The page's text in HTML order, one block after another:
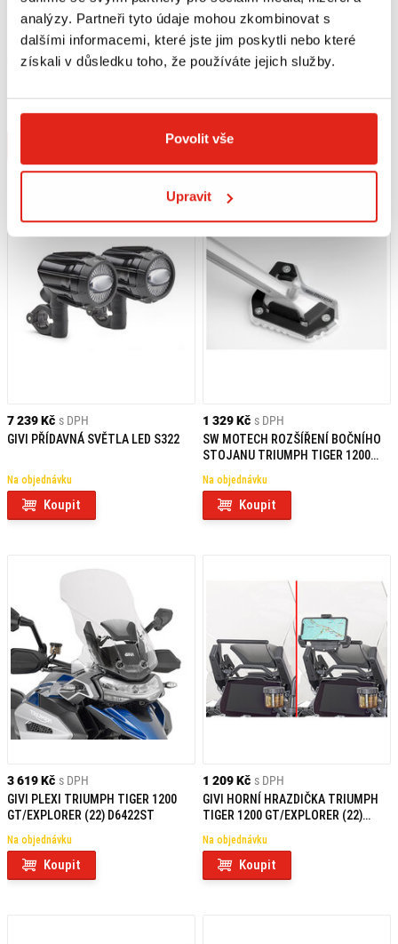
analýzy. Partneři tyto údaje mohou zkombinovat s
dalšími informacemi, které jste jim poskytli nebo které
získali v důsledku toho, že používáte jejich služby.
Povolit vše
Upravit
9 049 Kč s DPH
SVĚTLA TRIUMPH TIGER
1200/EXPLORER (15-)
5 309 Kč s DPH
TIGER 1200 EXPLORER (11-15)
7 239 Kč s DPH
GIVI PŘÍDAVNÁ SVĚTLA LED S322
Na objednávku
Koupit
1 329 Kč s DPH
SW MOTECH ROZŠÍŘENÍ BOČNÍHO
STOJANU TRIUMPH TIGER 1200
Na objednávku
Koupit
3 619 Kč s DPH
GIVI PLEXI TRIUMPH TIGER 1200
GT/EXPLORER (22) D6422ST
Na objednávku
Koupit
1 209 Kč s DPH
GIVI HORNÍ HRAZDIČKA TRIUMPH
TIGER 1200 GT/EXPLORER (22)
Na objednávku
Koupit